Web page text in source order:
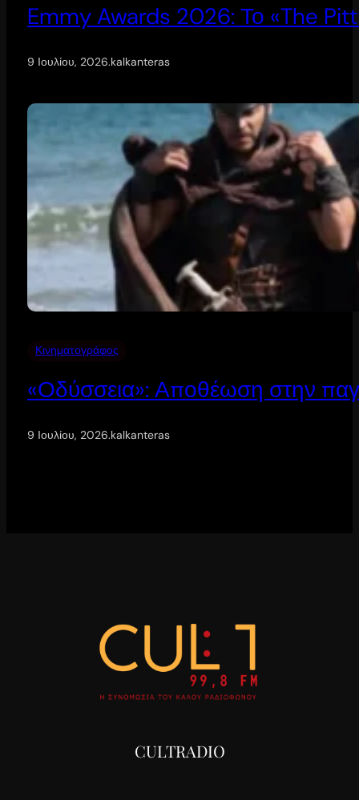
Emmy Awards 2026: Το «The
9 Ιουλίου, 2026.kalkanteras
Κινηματογράφος
«Οδύσσεια»: Αποθέωση στην
9 Ιουλίου, 2026.kalkanteras
CULTRADIO